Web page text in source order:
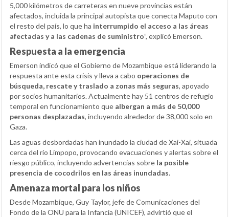
5,000 kilómetros de carreteras en nueve provincias están
afectados, incluida la principal autopista que conecta Maputo con
el resto del país, lo que ha interrumpido el acceso a las áreas
afectadas y a las cadenas de suministro”, explicó Emerson.
Respuesta a la emergencia
Emerson indicó que el Gobierno de Mozambique está liderando la
respuesta ante esta crisis y lleva a cabo operaciones de
búsqueda, rescate y traslado a zonas más seguras, apoyado
por socios humanitarios. Actualmente hay 51 centros de refugio
temporal en funcionamiento que albergan a más de 50,000
personas desplazadas, incluyendo alrededor de 38,000 solo en
Gaza.
Las aguas desbordadas han inundado la ciudad de Xai-Xai, situada
cerca del río Limpopo, provocando evacuaciones y alertas sobre el
riesgo público, incluyendo advertencias sobre la posible
presencia de cocodrilos en las áreas inundadas.
Amenaza mortal para los niños
Desde Mozambique, Guy Taylor, jefe de Comunicaciones del
Fondo de la ONU para la Infancia (UNICEF), advirtió que el